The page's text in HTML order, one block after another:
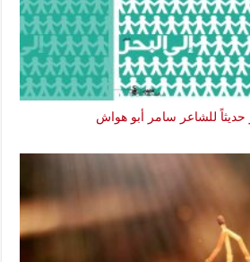
حديثاً للشاعر سامر أبو هواش